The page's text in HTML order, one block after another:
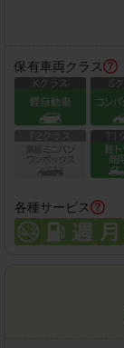
保有車両クラス
各種サービス